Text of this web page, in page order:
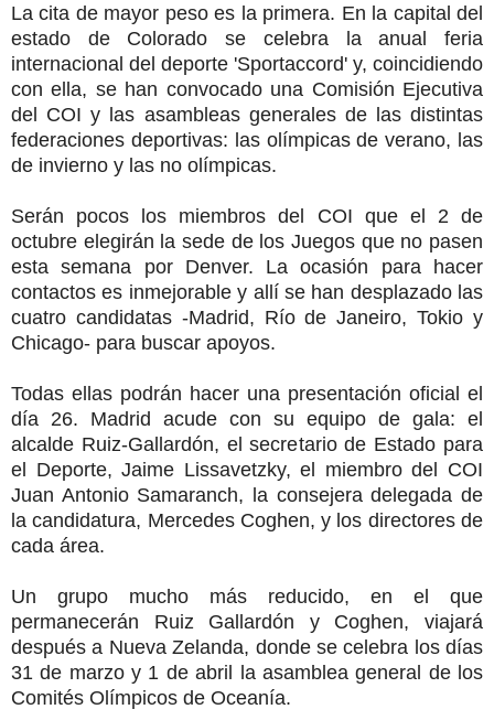
La cita de mayor peso es la primera. En la capital del
estado de Colorado se celebra la anual feria
internacional del deporte 'Sportaccord' y, coincidiendo
con ella, se han convocado una Comisión Ejecutiva
del COI y las asambleas generales de las distintas
federaciones deportivas: las olímpicas de verano, las
de invierno y las no olímpicas.
Serán pocos los miembros del COI que el 2 de
octubre elegirán la sede de los Juegos que no pasen
esta semana por Denver. La ocasión para hacer
contactos es inmejorable y allí se han desplazado las
cuatro candidatas -Madrid, Río de Janeiro, Tokio y
Chicago- para buscar apoyos.
Todas ellas podrán hacer una presentación oficial el
día 26. Madrid acude con su equipo de gala: el
alcalde Ruiz-Gallardón, el secretario de Estado para
el Deporte, Jaime Lissavetzky, el miembro del COI
Juan Antonio Samaranch, la consejera delegada de
la candidatura, Mercedes Coghen, y los directores de
cada área.
Un grupo mucho más reducido, en el que
permanecerán Ruiz Gallardón y Coghen, viajará
después a Nueva Zelanda, donde se celebra los días
31 de marzo y 1 de abril la asamblea general de los
Comités Olímpicos de Oceanía.